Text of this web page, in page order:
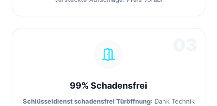
99% Schadensfrei
Schlüsseldienst schadensfrei Türöffnung: Dank Technik